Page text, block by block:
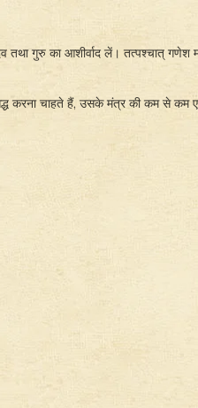
तथा गुरु का आशीर्वाद लें। तत्पश्चात्
करना चाहते हैं, उसके मंत्र की कम से कम